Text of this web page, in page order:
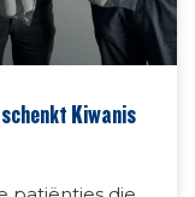
Kiwanis